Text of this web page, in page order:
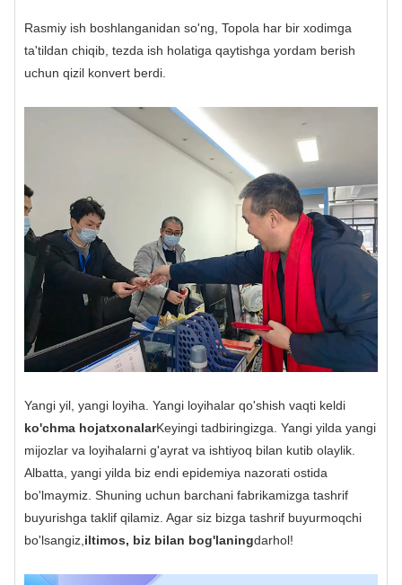
Rasmiy ish boshlanganidan so'ng, Topola har bir xodimga
ta'tildan chiqib, tezda ish holatiga qaytishga yordam berish
uchun qizil konvert berdi.
Yangi yil, yangi loyiha. Yangi loyihalar qo'shish vaqti keldi
ko'chma hojatxonalarKeyingi tadbiringizga. Yangi yilda yangi
mijozlar va loyihalarni g'ayrat va ishtiyoq bilan kutib olaylik.
Albatta, yangi yilda biz endi epidemiya nazorati ostida
bo'lmaymiz. Shuning uchun barchani fabrikamizga tashrif
buyurishga taklif qilamiz. Agar siz bizga tashrif buyurmoqchi
bo'lsangiz,iltimos, biz bilan bog'laningdarhol!